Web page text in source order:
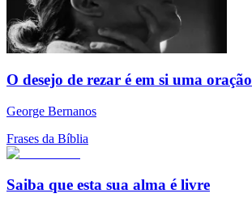
O desejo de rezar é em si uma oração
George Bernanos
Frases da Bíblia
Saiba que esta sua alma é livre